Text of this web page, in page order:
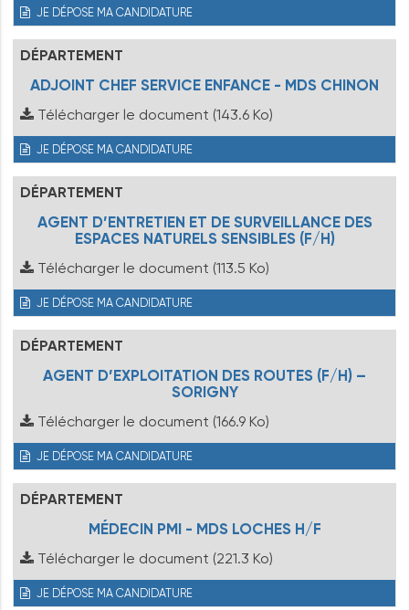
JE DÉPOSE MA CANDIDATURE
DÉPARTEMENT
ADJOINT CHEF SERVICE ENFANCE - MDS CHINON
Télécharger le document (143.6 Ko)
JE DÉPOSE MA CANDIDATURE
DÉPARTEMENT
AGENT D’ENTRETIEN ET DE SURVEILLANCE DES
ESPACES NATURELS SENSIBLES (F/H)
Télécharger le document (113.5 Ko)
JE DÉPOSE MA CANDIDATURE
DÉPARTEMENT
AGENT D’EXPLOITATION DES ROUTES (F/H) –
SORIGNY
Télécharger le document (166.9 Ko)
JE DÉPOSE MA CANDIDATURE
DÉPARTEMENT
MÉDECIN PMI - MDS LOCHES H/F
Télécharger le document (221.3 Ko)
JE DÉPOSE MA CANDIDATURE